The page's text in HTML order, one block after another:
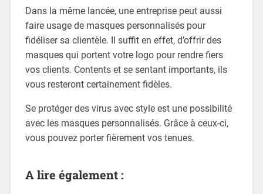
Dans la même lancée, une entreprise peut aussi
faire usage de masques personnalisés pour
fidéliser sa clientèle. Il suffit en effet, d’offrir des
masques qui portent votre logo pour rendre fiers
vos clients. Contents et se sentant importants, ils
vous resteront certainement fidèles.
Se protéger des virus avec style est une possibilité
avec les masques personnalisés. Grâce à ceux-ci,
vous pouvez porter fièrement vos tenues.
A lire également :